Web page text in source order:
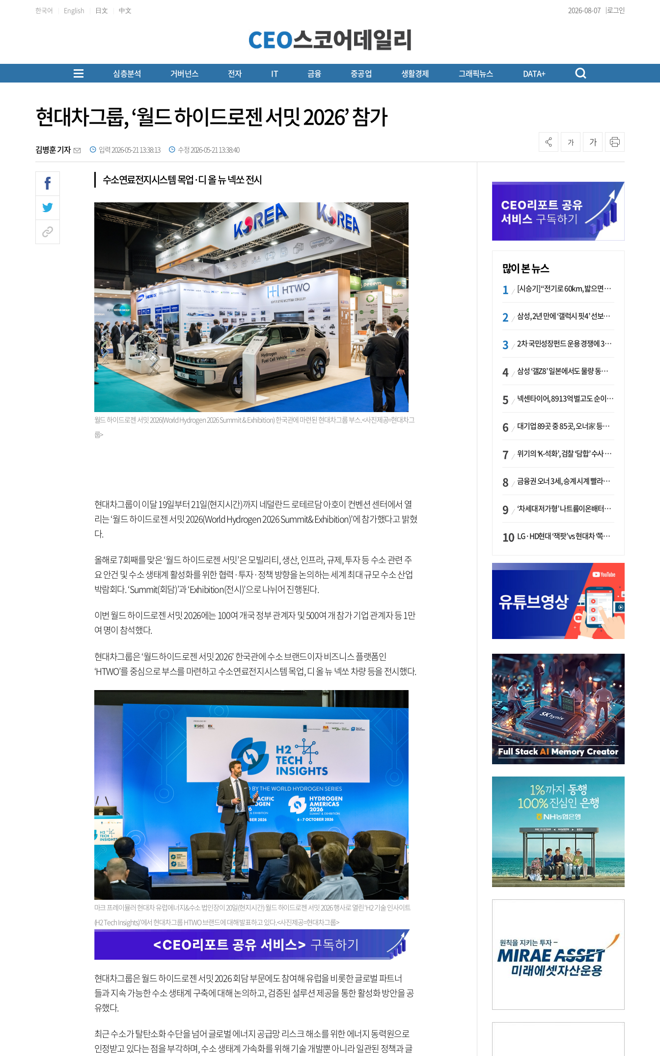
한국어 English 日文 中文 2026-08-07 로그인
심층분석 거버넌스 전자 IT 금융 중공업 생활경제 그래픽뉴스 DATA+
현대차그룹, ‘월드 하이드로젠 서밋 2026’ 참가
김병훈 기자 입력 2026-05-21 13:38:13 수정 2026-05-21 13:38:40
가 가
수소연료전지시스템 목업·디 올 뉴 넥쏘 전시
월드 하이드로젠 서밋 2026(World Hydrogen 2026 Summit & Exhibition) 한국관에 마련된 현대차그룹 부스.<사진제공=현대차그
룹>
현대차그룹이 이달 19일부터 21일(현지시간)까지 네덜란드 로테르담 아호이 컨벤션 센터에서 열
리는 ‘월드 하이드로젠 서밋 2026(World Hydrogen 2026 Summit& Exhibition)’에 참가했다고 밝혔
다.
올해로 7회째를 맞은 ‘월드 하이드로젠 서밋’은 모빌리티, 생산, 인프라, 규제, 투자 등 수소 관련 주
요 안건 및 수소 생태계 활성화를 위한 협력·투자·정책 방향을 논의하는 세계 최대 규모 수소 산업
박람회다. ‘Summit(회담)’과 ‘Exhibition(전시)’으로 나뉘어 진행된다.
이번 월드 하이드로젠 서밋 2026에는 100여 개국 정부 관계자 및 500여 개 참가 기업 관계자 등 1만
여 명이 참석했다.
현대차그룹은 ‘월드하이드로젠 서밋 2026’ 한국관에 수소 브랜드이자 비즈니스 플랫폼인
‘HTWO’를 중심으로 부스를 마련하고 수소연료전지시스템 목업, 디 올 뉴 넥쏘 차량 등을 전시했다.
마크 프레이뮬러 현대차 유럽에너지&수소 법인장이 20일(현지시간) 월드 하이드로젠 서밋 2026 행사로 열린 ‘H2 기술 인사이트
(H2 Tech Insights)’에서 현대차그룹 HTWO 브랜드에 대해 발표하고 있다.<사진제공=현대차그룹>
현대차그룹은 월드 하이드로젠 서밋 2026 회담 부문에도 참여해 유럽을 비롯한 글로벌 파트너
들과 지속 가능한 수소 생태계 구축에 대해 논의하고, 검증된 설루션 제공을 통한 활성화 방안을 공
유했다.
최근 수소가 탈탄소화 수단을 넘어 글로벌 에너지 공급망 리스크 해소를 위한 에너지 동력원으로
인정받고 있다는 점을 부각하며, 수소 생태계 가속화를 위해 기술 개발뿐 아니라 일관된 정책과 글
많이 본 뉴스
[시승기] “전기로 60km, 밟으면 462마력”…볼보 XC60 T8의 두 얼굴
삼성, 2년 만에 ‘갤럭시 핏4’ 선보이나…웨어러블 생태계 확장 ‘시동’
2차 국민성장펀드 운용 경쟁에 33개사 몰렸다…신한·하나 등 새 얼굴 대거 합류
삼성 ‘갤Z8’ 일본에서도 물량 동났다…애플 참전 앞두고 선두 수성 ‘시험대’
넥센타이어, 8913억 벌고도 순이익 2억…유럽 세부담에 이익 증발
대기업 89곳 중 85곳, 오너家 등기임원 겸직…BS 46곳·SM 45곳 ‘족벌경영’ 고착화
위기의 ‘K-석화’, 검찰 ‘담합’ 수사 착수…“LG·한화·롯데 등 7개 업체, 8개 제품 가격 담합”
금융권 오너 3세, 승계 시계 빨라지나…한국투자 ‘속도’·미래에셋·메리츠는 ‘거리두기’
‘차세대 저가형’ 나트륨이온배터리 시대 오나…LG화학·에코프로, 상용화 속도낸다
LG·HD현대 ‘잭팟’ vs 현대차 ‘쪽박’…글로벌 사모펀드, 韓 대기업 투자 ‘희비’